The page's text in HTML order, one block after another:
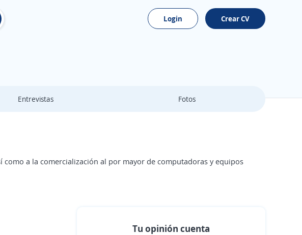
Login Crear CV
Entrevistas Fotos
a la comercialización al por mayor de computadoras y equipos
Tu opinión cuenta